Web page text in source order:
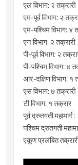
​एल विभाग: २ तक्रारी
​एम-पूर्व विभाग: २
​एम-पश्चिम विभाग: ४
​एन विभाग: २ तक्रारी
​पी-पूर्व विभाग: २
​पी-पश्चिम विभाग: ४
​आर-दक्षिण विभाग: १
​एस विभाग: ७ तक्रारी
​टी विभाग: १ तक्रार
​पूर्व द्रुतगती महामार्ग
​पश्चिम द्रुतगती
​एकूण प्रलंबित